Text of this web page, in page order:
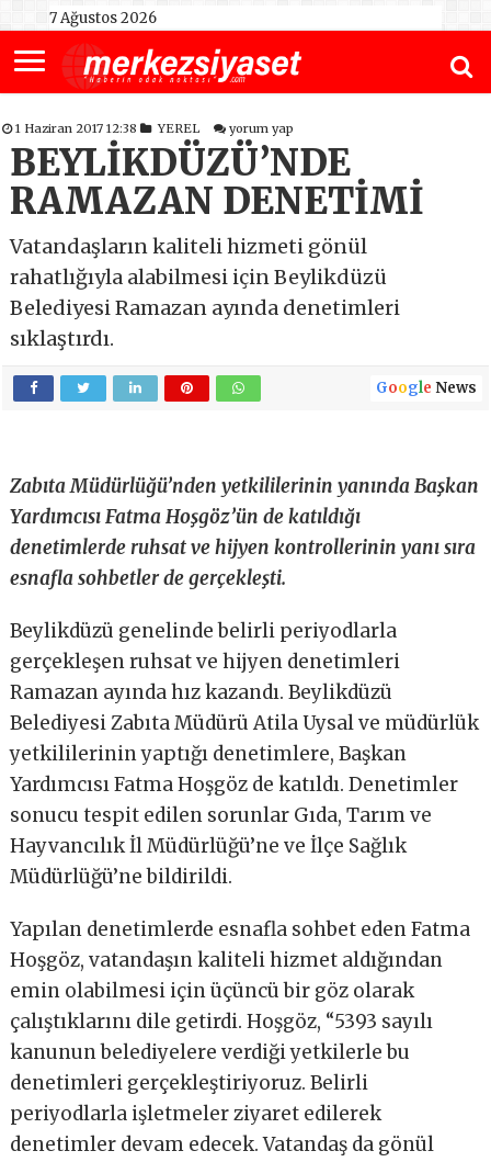
7 Ağustos 2026
1 Haziran 2017 12:38 YEREL yorum yap
BEYLİKDÜZÜ’NDE
RAMAZAN DENETİMİ
Vatandaşların kaliteli hizmeti gönül
rahatlığıyla alabilmesi için Beylikdüzü
Belediyesi Ramazan ayında denetimleri
sıklaştırdı.
Google News
Zabıta Müdürlüğü’nden yetkililerinin yanında Başkan
Yardımcısı Fatma Hoşgöz’ün de katıldığı
denetimlerde ruhsat ve hijyen kontrollerinin yanı sıra
esnafla sohbetler de gerçekleşti.
Beylikdüzü genelinde belirli periyodlarla
gerçekleşen ruhsat ve hijyen denetimleri
Ramazan ayında hız kazandı. Beylikdüzü
Belediyesi Zabıta Müdürü Atila Uysal ve müdürlük
yetkililerinin yaptığı denetimlere, Başkan
Yardımcısı Fatma Hoşgöz de katıldı. Denetimler
sonucu tespit edilen sorunlar Gıda, Tarım ve
Hayvancılık İl Müdürlüğü’ne ve İlçe Sağlık
Müdürlüğü’ne bildirildi.
Yapılan denetimlerde esnafla sohbet eden Fatma
Hoşgöz, vatandaşın kaliteli hizmet aldığından
emin olabilmesi için üçüncü bir göz olarak
çalıştıklarını dile getirdi. Hoşgöz, “5393 sayılı
kanunun belediyelere verdiği yetkilerle bu
denetimleri gerçekleştiriyoruz. Belirli
periyodlarla işletmeler ziyaret edilerek
denetimler devam edecek. Vatandaş da gönül